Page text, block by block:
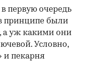
первую очередь
принципе были
а уж какими они
Условно,
и пекарня